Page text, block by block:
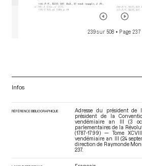
239 sur 508 • Page 237
Infos
RÉFÉRENCE BIBLIOGRAPHIQUE
Adresse du président
président de la
vendémiaire an III (3
parlementaires de la
(1787-1799) — Tome
vendémiaire an III (24
direction de Raymonde
237.